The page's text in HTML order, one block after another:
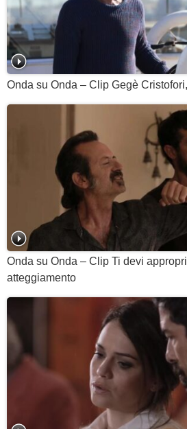
Onda su Onda – Clip Gegè
Onda su Onda – Clip Ti devi
atteggiamento